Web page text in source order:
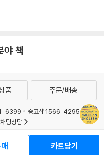
야 책
카트담기
품 주문/배송
6399
중고샵 1566-4295
팅상담
자 정보
침 청소년보호정책